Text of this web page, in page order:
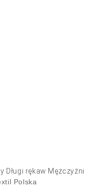
Długi rękaw Mężczyźni
Polska